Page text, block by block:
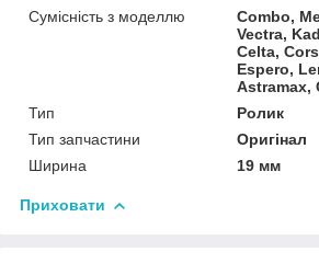
Сумісність з моделлю
Combo,
Vectra,
Celta,
Espero,
Astramax,
Тип
Ролик
Тип запчастини
Оригінал
Ширина
19 мм
Приховати